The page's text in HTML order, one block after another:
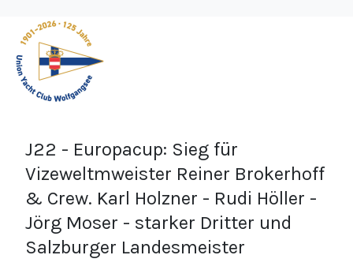
J22 - Europacup: Sieg für
Vizeweltmweister Reiner Brokerhoff
& Crew. Karl Holzner - Rudi Höller -
Jörg Moser - starker Dritter und
Salzburger Landesmeister